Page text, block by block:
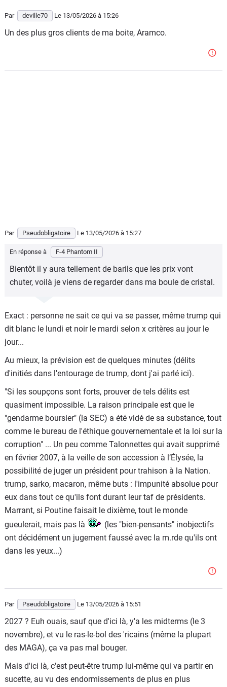
Par deville70 Le 13/05/2026 à 15:26
Un des plus gros clients de ma boite, Aramco.
Par Pseudobligatoire Le 13/05/2026 à 15:27
En réponse à F-4 Phantom II
Bientôt il y aura tellement de barils que les prix vont
chuter, voilà je viens de regarder dans ma boule de cristal.
Exact : personne ne sait ce qui va se passer, même trump qui
dit blanc le lundi et noir le mardi selon x critères au jour le
jour...
Au mieux, la prévision est de quelques minutes (délits
d'initiés dans l'entourage de trump, dont j'ai parlé ici).
"Si les soupçons sont forts, prouver de tels délits est
quasiment impossible. La raison principale est que le
"gendarme boursier" (la SEC) a été vidé de sa substance, tout
comme le bureau de l'éthique gouvernementale et la loi sur la
corruption" ... Un peu comme Talonnettes qui avait supprimé
en février 2007, à la veille de son accession à l’Élysée, la
possibilité de juger un président pour trahison à la Nation.
trump, sarko, macaron, même buts : l'impunité absolue pour
eux dans tout ce qu'ils font durant leur taf de présidents.
Marrant, si Poutine faisait le dixième, tout le monde
gueulerait, mais pas là
(les "bien-pensants" inobjectifs
ont décidément un jugement faussé avec la m.rde qu'ils ont
dans les yeux...)
Par Pseudobligatoire Le 13/05/2026 à 15:51
2027 ? Euh ouais, sauf que d'ici là, y'a les midterms (le 3
novembre), et vu le ras-le-bol des 'ricains (même la plupart
des MAGA), ça va pas mal bouger.
Mais d'ici là, c'est peut-être trump lui-même qui va partir en
sucette, au vu des endormissements de plus en plus